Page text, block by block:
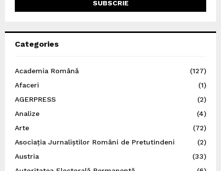
Categories
Academia Română
(127)
Afaceri
(1)
AGERPRESS
(2)
Analize
(4)
Arte
(72)
Asociația Jurnaliștilor Români de Pretutindeni
(2)
Austria
(33)